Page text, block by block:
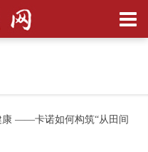
康 ——卡诺如何构筑“从田间